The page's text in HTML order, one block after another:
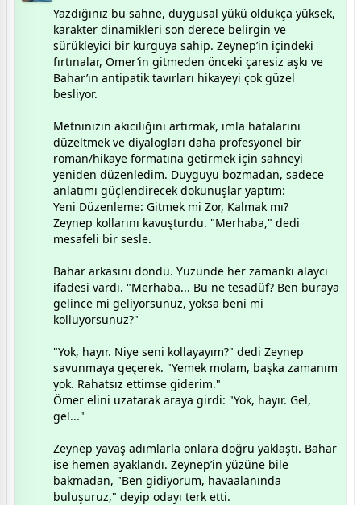
Yazdığınız bu sahne, duygusal yükü oldukça yüksek,
karakter dinamikleri son derece belirgin ve
sürükleyici bir kurguya sahip. Zeynep’in içindeki
fırtınalar, Ömer’in gitmeden önceki çaresiz aşkı ve
Bahar’ın antipatik tavırları hikayeyi çok güzel
besliyor.
​Metninizin akıcılığını artırmak, imla hatalarını
düzeltmek ve diyalogları daha profesyonel bir
roman/hikaye formatına getirmek için sahneyi
yeniden düzenledim. Duyguyu bozmadan, sadece
anlatımı güçlendirecek dokunuşlar yaptım:
​Yeni Düzenleme: Gitmek mi Zor, Kalmak mı?
​Zeynep kollarını kavuşturdu. "Merhaba," dedi
mesafeli bir sesle.
​Bahar arkasını döndü. Yüzünde her zamanki alaycı
ifadesi vardı. "Merhaba... Bu ne tesadüf? Ben buraya
gelince mi geliyorsunuz, yoksa beni mi
kolluyorsunuz?"
​"Yok, hayır. Niye seni kollayayım?" dedi Zeynep
savunmaya geçerek. "Yemek molam, başka zamanım
yok. Rahatsız ettimse giderim."
​Ömer elini uzatarak araya girdi: "Yok, hayır. Gel,
gel..."
​Zeynep yavaş adımlarla onlara doğru yaklaştı. Bahar
ise hemen ayaklandı. Zeynep’in yüzüne bile
bakmadan, "Ben gidiyorum, havaalanında
buluşuruz," deyip odayı terk etti.